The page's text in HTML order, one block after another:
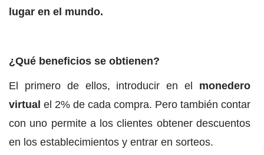
lugar en el mundo.
¿Qué beneficios se obtienen?
El primero de ellos, introducir en el monedero
virtual el 2% de cada compra. Pero también contar
con uno permite a los clientes obtener descuentos
en los establecimientos y entrar en sorteos.